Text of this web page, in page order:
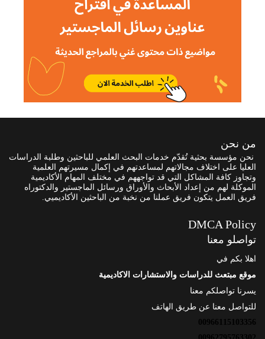
من نحن
نحن مؤسسة بحثية تُقدّم خدمات البحث العلمي للباحثين وطلبة الدراسات
العليا على اختلاف مجالاتهم لمساعدتهم في إكمال مسيرتهم العلمية
وتجاوز كافة المشاكل التي قد تواجههم في مختلف المهام الأكاديمية
الموكلة لهم من إعداد الأبحاث والأوراق ورسائل الماجستير والدكتوراه
فريق العمل يتكون فريق عملنا من نخبة من الباحثين الأكاديميي.
DMCA Policy
تواصلو معنا
اهلا بكم في
موقع مبتعث للدراسات والاستشارات الاكاديمية
يسرنا تواصلكم معنا
للتواصل معنا عن طريق الهاتف
00966115103356